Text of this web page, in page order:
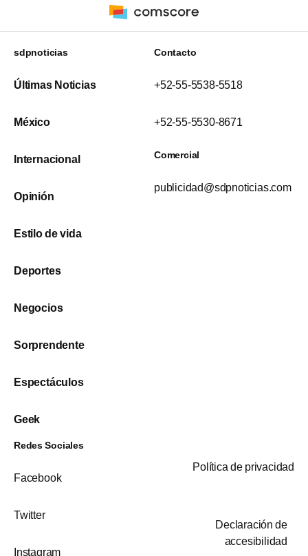
sdpnoticias
Últimas Noticias
México
Internacional
Opinión
Estilo de vida
Deportes
Negocios
Sorprendente
Espectáculos
Geek
Contacto
+52-55-5538-5518
+52-55-5530-8671
Comercial
publicidad@sdpnoticias.com
Redes Sociales
Facebook
Twitter
Instagram
Política de privacidad
Declaración de
accesibilidad